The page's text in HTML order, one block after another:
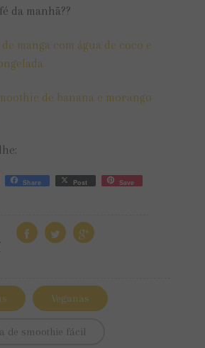
da manhã??
manga com água de coco e
de banana e morango
Pinterest
Share Post Save
Veganas
de smoothie fácil